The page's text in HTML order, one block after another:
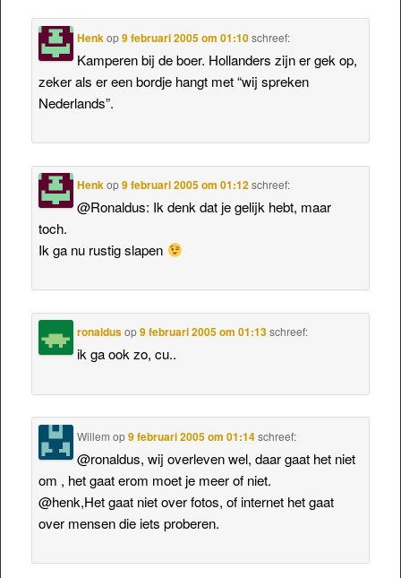
Henkop9 februari 2005 om 01:10 schreef:
Kamperen bij de boer. Hollanders zijn er gek op,
zeker als er een bordje hangt met “wij spreken
Nederlands”.
Henkop9 februari 2005 om 01:12 schreef:
@Ronaldus: Ik denk dat je gelijk hebt, maar
toch.
Ik ga nu rustig slapen
ronaldusop9 februari 2005 om 01:13 schreef:
ik ga ook zo, cu..
Willem op9 februari 2005 om 01:14 schreef:
@ronaldus, wij overleven wel, daar gaat het niet
om , het gaat erom moet je meer of niet.
@henk,Het gaat niet over fotos, of internet het gaat
over mensen die iets proberen.